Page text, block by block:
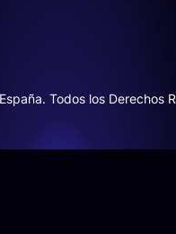
Todos los Derechos